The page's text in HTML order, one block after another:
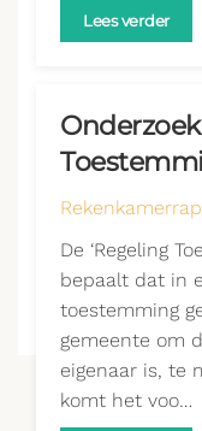
Lees verder
De ‘Regeling
bepaalt dat in
toestemming
gemeente om
eigenaar is, te
komt het voo…